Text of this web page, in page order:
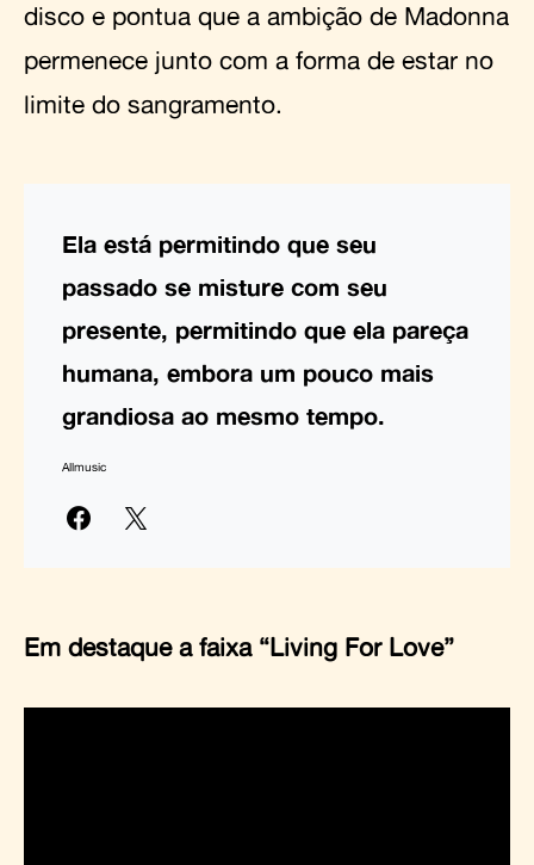
disco e pontua que a ambição de Madonna
permenece junto com a forma de estar no
limite do sangramento.
Ela está permitindo que seu
passado se misture com seu
presente, permitindo que ela pareça
humana, embora um pouco mais
grandiosa ao mesmo tempo.
Allmusic
Em destaque a faixa “Living For Love”